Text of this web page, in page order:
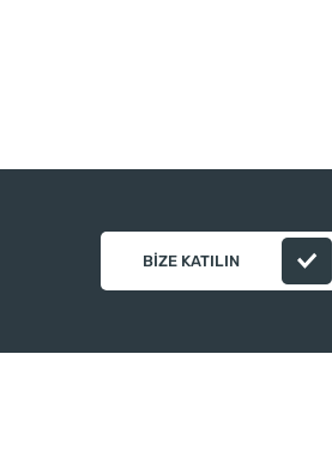
BIZE KATILIN